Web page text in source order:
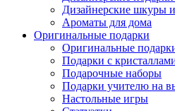
Дизайнерские шкуры
Ароматы для дома
Оригинальные подарки
Оригинальные
Подарки с
Подарочные наборы
Подарки учителю на
Настольные игры